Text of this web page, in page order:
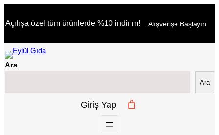
geç
Açılışa özel tüm ürünlerde %10 indirim! Alışverişe Başlayın
Ara
Ara
Giriş Yap